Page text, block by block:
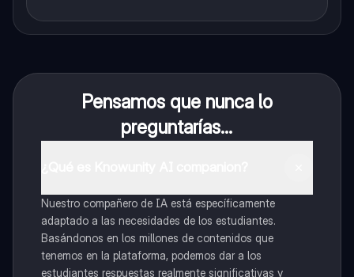
Pensamos que nunca lo
preguntarías...
Nuestro compañero de IA está específicamente
adaptado a las necesidades de los estudiantes.
Basándonos en los millones de contenidos que
tenemos en la plataforma, podemos dar a los
estudiantes respuestas realmente significativas y